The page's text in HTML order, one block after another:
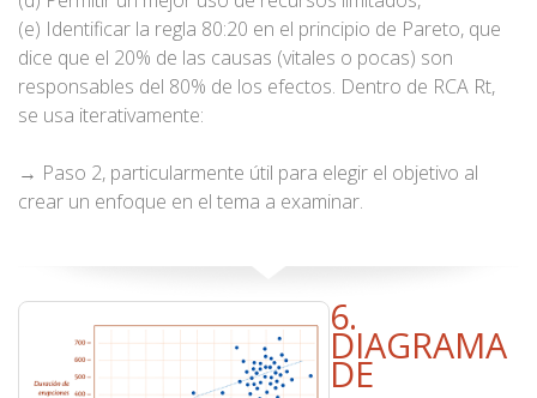
(e) Identificar la regla 80:20 en el principio de Pareto, que
dice que el 20% de las causas (vitales o pocas) son
responsables del 80% de los efectos. Dentro de RCA Rt,
se usa iterativamente:
→ Paso 2, particularmente útil para elegir el objetivo al
crear un enfoque en el tema a examinar.
6.
DIAGRAMA
DE